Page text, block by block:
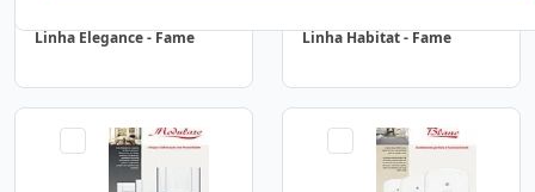
Linha Elegance - Fame Linha Habitat - Fame